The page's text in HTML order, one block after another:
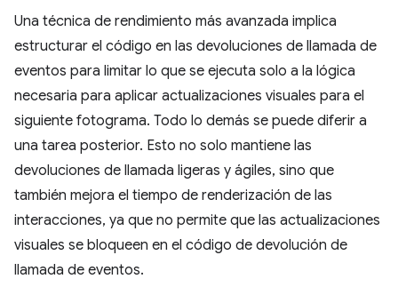
Una técnica de rendimiento más avanzada implica
estructurar el código en las devoluciones de llamada de
eventos para limitar lo que se ejecuta solo a la lógica
necesaria para aplicar actualizaciones visuales para el
siguiente fotograma. Todo lo demás se puede diferir a
una tarea posterior. Esto no solo mantiene las
devoluciones de llamada ligeras y ágiles, sino que
también mejora el tiempo de renderización de las
interacciones, ya que no permite que las actualizaciones
visuales se bloqueen en el código de devolución de
llamada de eventos.